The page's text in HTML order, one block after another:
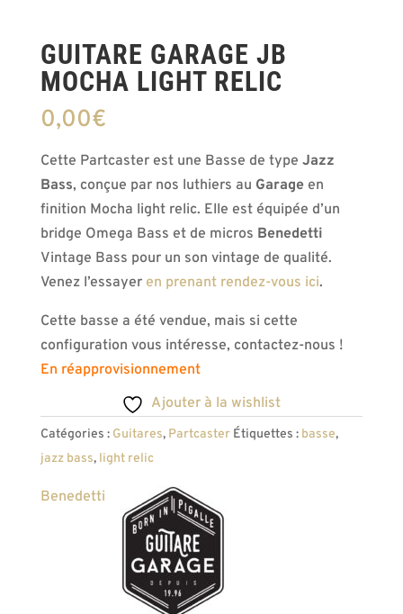
GUITARE GARAGE JB
MOCHA LIGHT RELIC
0,00€
Cette Partcaster est une Basse de type Jazz
Bass, conçue par nos luthiers au Garage en
finition Mocha light relic. Elle est équipée d’un
bridge Omega Bass et de micros Benedetti
Vintage Bass pour un son vintage de qualité.
Venez l’essayer en prenant rendez-vous ici.
Cette basse a été vendue, mais si cette
configuration vous intéresse, contactez-nous !
En réapprovisionnement
Ajouter à la wishlist
Catégories : Guitares, Partcaster Étiquettes : basse,
jazz bass, light relic
Benedetti